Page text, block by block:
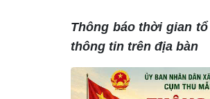
Thông báo thời gian
thông tin trên địa bàn